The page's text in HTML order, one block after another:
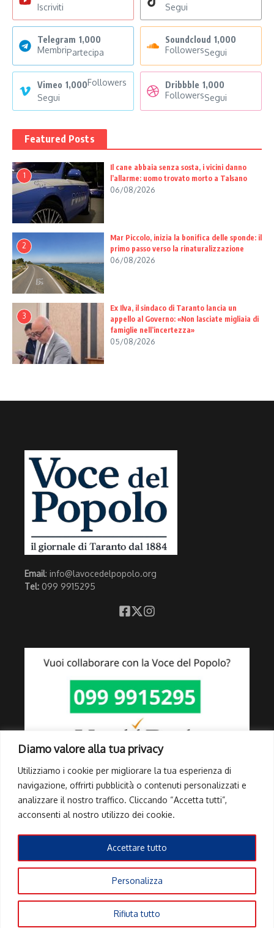
Diamo valore alla tua privacy
Utilizziamo i cookie per migliorare la tua esperienza di
navigazione, offrirti pubblicità o contenuti personalizzati e
analizzare il nostro traffico. Cliccando “Accetta tutti”,
acconsenti al nostro utilizzo dei cookie.
Personalizza
Rifiuta tutto
Accettare tutto
Iscriviti
Segui
Telegram 1,000
MembriPartecipa
Soundcloud 1,000
FollowersSegui
Vimeo 1,000Followers
Segui
Dribbble 1,000
FollowersSegui
Featured Posts
1
Il cane abbaia senza sosta, i vicini danno
l’allarme: uomo trovato morto a Talsano
06/08/2026
2
Mar Piccolo, inizia la bonifica delle sponde: il
primo passo verso la rinaturalizzazione
06/08/2026
3
Ex Ilva, il sindaco di Taranto lancia un
appello al Governo: «Non lasciate migliaia di
famiglie nell’incertezza»
05/08/2026
Email: info@lavocedelpopolo.org
Tel: 099 9915295
Link Utili
Info Pubblicità elettorale
Copyright © 2026 Tutti i diritti riservati | Powered by
notizie X